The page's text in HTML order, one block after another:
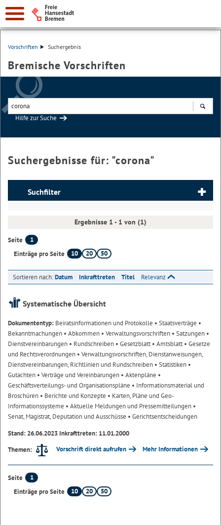
Vorschriften Suchergebnis
Bremische Vorschriften
Hilfe zur Suche
Suchergebnisse für: "corona"
Suchfilter
Ergebnisse 1 - 1 von (1)
Seite
1
Einträge pro Seite
10 20 50
Sortieren nach:Datum Inkrafttreten Titel Relevanz
Systematische Übersicht
Dokumententyp: Beiratsinformationen und Protokolle • Staatsverträge •
Bekanntmachungen • Abkommen • Verwaltungsvorschriften • Satzungen •
Dienstvereinbarungen • Rundschreiben • Gesetzblatt• Amtsblatt• Gesetze
und Rechtsverordnungen • Verwaltungsvorschriften, Dienstanweisungen,
Dienstvereinbarungen, Richtlinien und Rundschreiben • Statistiken •
Gutachten • Verträge und Vereinbarungen • Aktenpläne •
Geschäftsverteilungs- und Organisationspläne • Informationsmaterial und
Broschüren • Berichte und Konzepte • Karten, Pläne und Geo-
Informationssysteme • Aktuelle Meldungen und Pressemitteilungen •
Senat, Magistrat, Deputation und Ausschüsse • Gerichtsentscheidungen
Stand: 26.06.2023 Inkrafttreten: 11.01.2000
Themen:
Vorschrift direkt aufrufen Mehr Informationen
Seite
1
Einträge pro Seite
10 20 50